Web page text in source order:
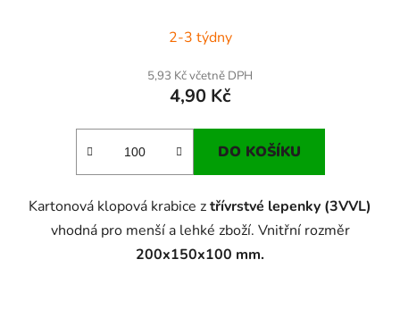
2-3 týdny
5,93 Kč včetně DPH
4,90 Kč
DO KOŠÍKU
Kartonová klopová krabice ztřívrstvé lepenky (3VVL)
vhodná pro menší a lehké zboží. Vnitřní rozměr
200x150x100 mm.